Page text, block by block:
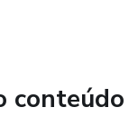
conteúdo